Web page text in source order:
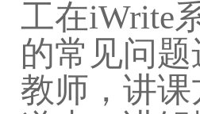
工在iWrite
的常见问
教师，讲